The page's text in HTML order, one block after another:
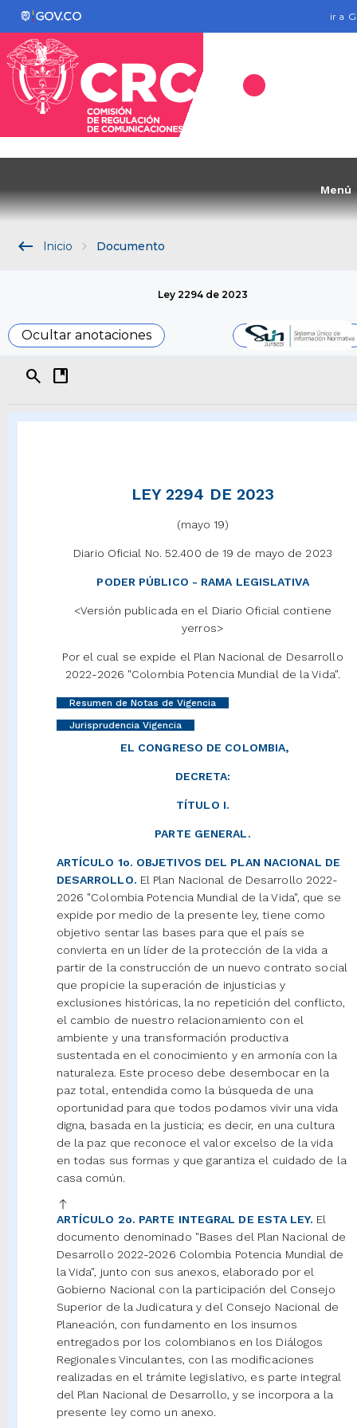
ir a
Menú
keyboard_backspace Inicio Documento
Ley 2294 de 2023
Ocultar anotaciones
search developer_guide
LEY 2294 DE 2023
(mayo 19)
Diario Oficial No. 52.400 de 19 de mayo de 2023
PODER PÚBLICO - RAMA LEGISLATIVA
<Versión publicada en el Diario Oficial contiene
yerros>
Por el cual se expide el Plan Nacional de Desarrollo
2022-2026 "Colombia Potencia Mundial de la Vida".
Resumen de Notas de Vigencia
Jurisprudencia Vigencia
EL CONGRESO DE COLOMBIA,
DECRETA:
TÍTULO I.
PARTE GENERAL.
ARTÍCULO 1o. OBJETIVOS DEL PLAN NACIONAL DE
DESARROLLO. El Plan Nacional de Desarrollo 2022-
2026 "Colombia Potencia Mundial de la Vida", que se
expide por medio de la presente ley, tiene como
objetivo sentar las bases para que el país se
convierta en un líder de la protección de la vida a
partir de la construcción de un nuevo contrato social
que propicie la superación de injusticias y
exclusiones históricas, la no repetición del conflicto,
el cambio de nuestro relacionamiento con el
ambiente y una transformación productiva
sustentada en el conocimiento y en armonía con la
naturaleza. Este proceso debe desembocar en la
paz total, entendida como la búsqueda de una
oportunidad para que todos podamos vivir una vida
digna, basada en la justicia; es decir, en una cultura
de la paz que reconoce el valor excelso de la vida
en todas sus formas y que garantiza el cuidado de la
casa común.
ARTÍCULO 2o. PARTE INTEGRAL DE ESTA LEY. El
documento denominado "Bases del Plan Nacional de
Desarrollo 2022-2026 Colombia Potencia Mundial de
la Vida", junto con sus anexos, elaborado por el
Gobierno Nacional con la participación del Consejo
Superior de la Judicatura y del Consejo Nacional de
Planeación, con fundamento en los insumos
entregados por los colombianos en los Diálogos
Regionales Vinculantes, con las modificaciones
realizadas en el trámite legislativo, es parte integral
del Plan Nacional de Desarrollo, y se incorpora a la
presente ley como un anexo.